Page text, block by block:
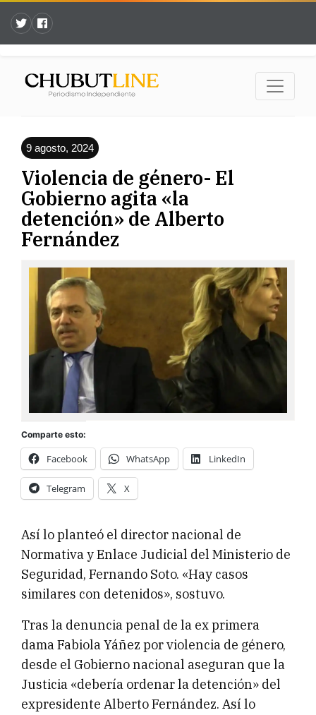
9 agosto, 2024
Violencia de género- El
Gobierno agita «la
detención» de Alberto
Fernández
Comparte esto:
Facebook WhatsApp LinkedIn
Telegram X
Así lo planteó el director nacional de
Normativa y Enlace Judicial del Ministerio de
Seguridad, Fernando Soto. «Hay casos
similares con detenidos», sostuvo.
Tras la denuncia penal de la ex primera
dama Fabiola Yáñez por violencia de género,
desde el Gobierno nacional aseguran que la
Justicia «debería ordenar la detención» del
expresidente Alberto Fernández. Así lo